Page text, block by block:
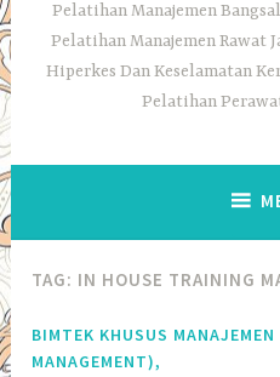
Pelatihan Manajemen
Pelatihan Manajemen Rawat
Hiperkes Dan Keselamatan
Pelatihan
TAG: IN HOUSE TRAINING
BIMTEK KHUSUS MANAJEMEN
MANAGEMENT),